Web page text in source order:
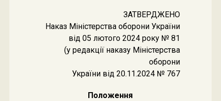
ЗАТВЕРДЖЕНО
Наказ Міністерства оборони України
від 05 лютого 2024 року № 81
(у редакції наказу Міністерства
оборони
України від 20.11.2024 № 767
Положення